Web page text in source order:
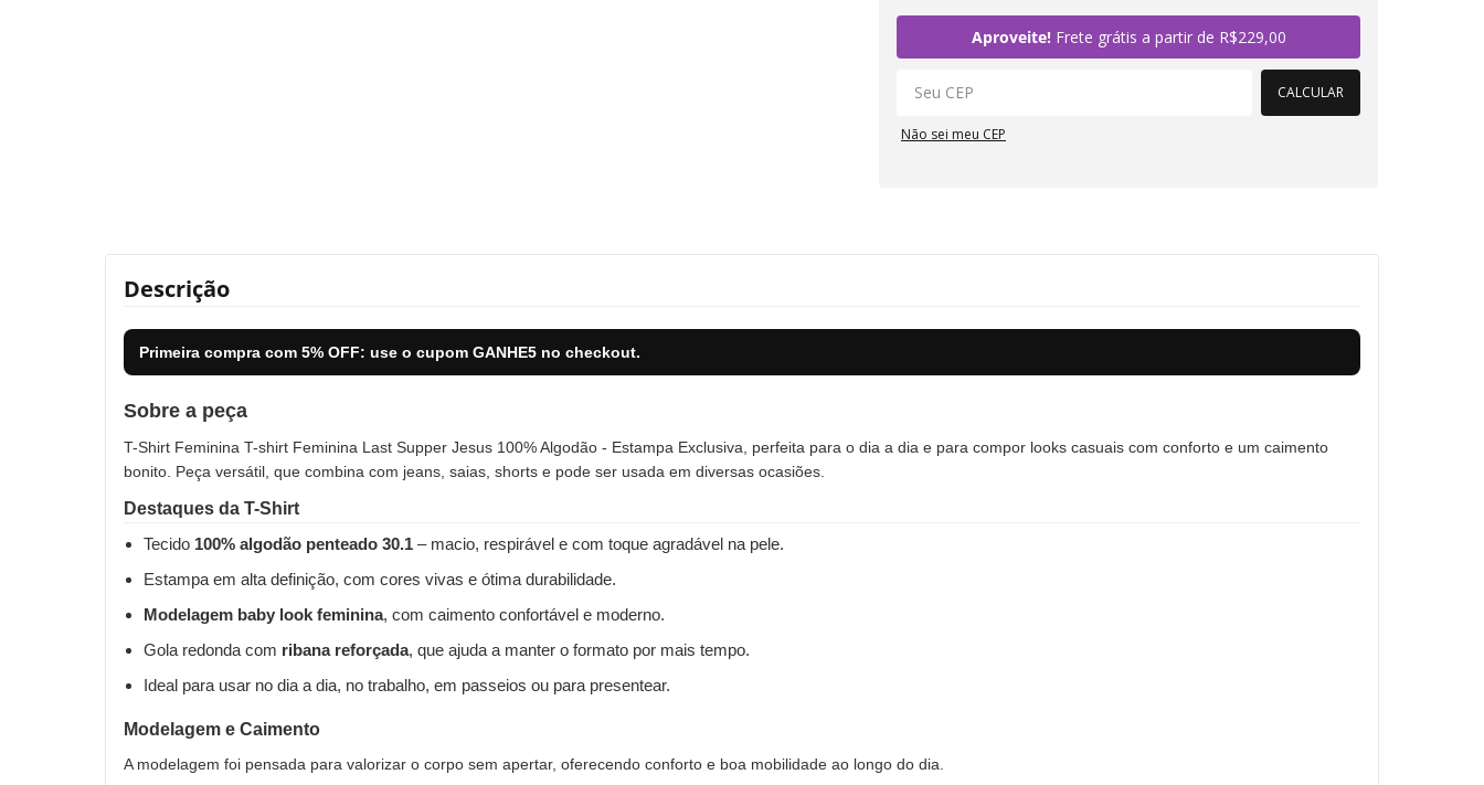
Aproveite!Frete grátis a partir de R$229,00
CALCULAR
Não sei meu CEP
Descrição
Primeira compra com 5% OFF: use o cupom GANHE5 no checkout.
Sobre a peça
T-Shirt Feminina T-shirt Feminina Last Supper Jesus 100% Algodão - Estampa Exclusiva, perfeita para o dia a dia e para compor looks casuais com conforto e um caimento
bonito. Peça versátil, que combina com jeans, saias, shorts e pode ser usada em diversas ocasiões.
Destaques da T-Shirt
Tecido 100% algodão penteado 30.1 – macio, respirável e com toque agradável na pele.
Estampa em alta definição, com cores vivas e ótima durabilidade.
Modelagem baby look feminina, com caimento confortável e moderno.
Gola redonda com ribana reforçada, que ajuda a manter o formato por mais tempo.
Ideal para usar no dia a dia, no trabalho, em passeios ou para presentear.
Modelagem e Caimento
A modelagem foi pensada para valorizar o corpo sem apertar, oferecendo conforto e boa mobilidade ao longo do dia.